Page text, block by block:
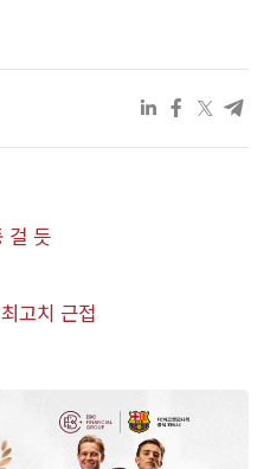
걸 듯
고치 근접